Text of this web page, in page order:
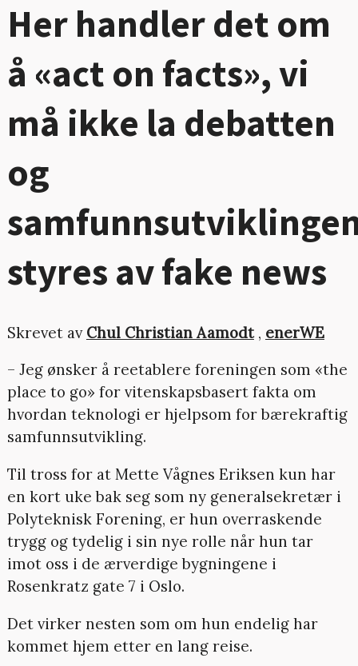
Her handler det om
å «act on facts», vi
må ikke la debatten
og
styres av fake news
Skrevet av Chul Christian Aamodt, enerWE
– Jeg ønsker å reetablere foreningen som «the
place to go» for vitenskapsbasert fakta om
hvordan teknologi er hjelpsom for bærekraftig
samfunnsutvikling.
Til tross for at Mette Vågnes Eriksen kun har
en kort uke bak seg som ny generalsekretær i
Polyteknisk Forening, er hun overraskende
trygg og tydelig i sin nye rolle når hun tar
imot oss i de ærverdige bygningene i
Rosenkratz gate 7 i Oslo.
Det virker nesten som om hun endelig har
kommet hjem etter en lang reise.